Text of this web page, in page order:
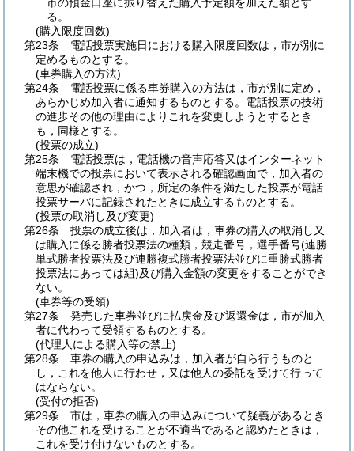
る。
(購入限度回数)
第23条
電話投票実施日における購入限度回数は，市が別に
定めるものとする。
(車券購入の方法)
第24条
電話投票に係る車券購入の方法は，市が別に定め，
あらかじめ加入者に通知するものとする。 電話投票の技術
の進歩その他の理由によりこれを変更しようとするとき
も，同様とする。
(投票の成立)
第25条
電話投票は，電話機の音声応答又はインターネット
端末機での投票において表示される確認画面で，加入者の
意思が確認され，かつ，所定の条件を満たした投票が電話
投票サーバに記録されたときに成立するものとする。
(投票の取消し及び変更)
第26条
投票の成立後は，加入者は，車券の購入の取消し又
は購入に係る勝者投票法の種類，競走番号，選手番号(連勝
単式勝者投票法及び連勝複式勝者投票法並びに重勝式勝者
投票法にあっては組)及び購入金額の変更をすることができ
ない。
(車券等の受領)
第27条
発売した車券並びに払戻金及び返還金は，市が加入
者に代わって受領するものとする。
(代理人による購入等の禁止)
第28条
車券の購入の申込みは，加入者が自ら行うものと
し，これを他人に行わせ，又は他人の委託を受けて行って
はならない。
(受付の拒否)
第29条
市は，車券の購入の申込みについて疑義があるとき
その他これを受けることが不適当であると認めたときは，
これを受け付けないものとする。